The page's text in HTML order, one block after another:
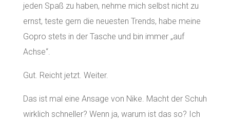
jeden Spaß zu haben, nehme mich selbst nicht zu
ernst, teste gern die neuesten Trends, habe meine
Gopro stets in der Tasche und bin immer „auf
Achse“.
Gut. Reicht jetzt. Weiter.
Das ist mal eine Ansage von Nike. Macht der Schuh
wirklich schneller? Wenn ja, warum ist das so? Ich